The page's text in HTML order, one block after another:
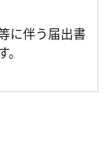
に伴う届出書